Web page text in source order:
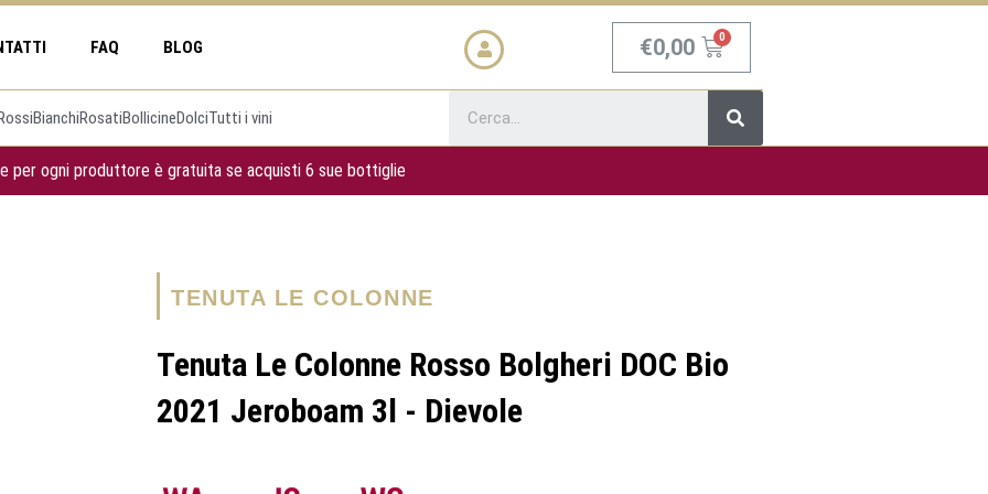
FAQ BLOG €0,00 Carrello
BianchiRosatiBollicineDolciTutti i vini
Cerca
per ogni produttore è gratuita se acquisti 6 sue bottiglie
TENUTA LE COLONNE
Tenuta Le Colonne Rosso Bolgheri DOC Bio
2021 Jeroboam 3l - Dievole